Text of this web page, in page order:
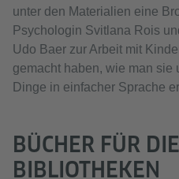
unter den Materialien eine
Psychologin Svitlana Rois
Udo Baer zur Arbeit mit
gemacht haben, wie man sie
Dinge in einfacher Sprache
BÜCHER FÜR
BIBLIOTHEKEN